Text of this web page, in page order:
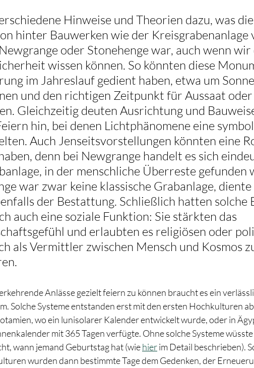
Hinweise und Theorien dazu, was die
hinter Bauwerken wie der Kreisgrabenanlage
oder Stonehenge war, auch wenn wir
wissen können. So könnten diese
im Jahreslauf gedient haben, etwa um
und den richtigen Zeitpunkt für Aussaat
Gleichzeitig deuten Ausrichtung und
hin, bei denen Lichtphänomene eine
Auch Jenseitsvorstellungen könnten eine
denn bei Newgrange handelt es sich
in der menschliche Überreste gefunden
war zwar keine klassische Grabanlage,
der Bestattung. Schließlich hatten solche
auch eine soziale Funktion: Sie stärkten das
und erlaubten es religiösen oder
als Vermittler zwischen Mensch und Kosmos
Anlässe gezielt feiern zu können braucht es ein
Solche Systeme entstanden erst mit den ersten Hochkulturen ab
wo ein lunisolarer Kalender entwickelt wurde, oder in
mit 365 Tagen verfügte. Ohne solche Systeme
wann jemand Geburtstag hat (wie hier im Detail beschrieben).
wurden dann bestimmte Tage dem Gedenken, der